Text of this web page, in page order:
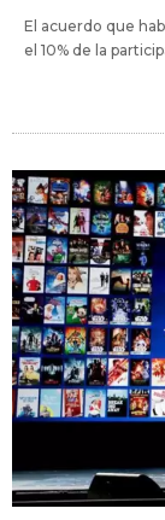
El acuerdo que
el 10% de la